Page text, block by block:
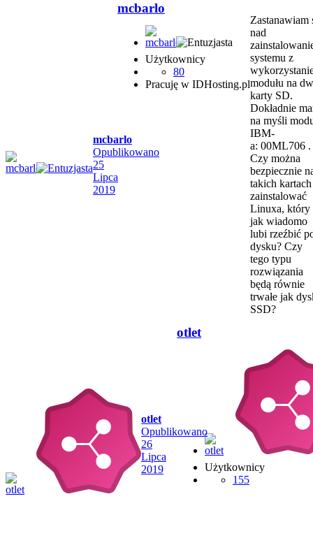
mcbarlo
Opublikowano
25
Lipca
2019
mcbarlo
Użytkownicy
80
Pracuję w IDHosting.pl
Zastanawiam
nad
systemu z
modułu na
karty SD.
Dokładnie
na myśli
IBM-
a: 00ML706 .
Czy można
bezpiecznie
takich kartach
zainstalować
Linuxa, który
jak wiadomo
lubi rzeźbić
dysku? Czy
tego typu
rozwiązania
będą równie
trwałe jak
SSD?
otlet
Opublikowano
26
Lipca
2019
otlet
Użytkownicy
155